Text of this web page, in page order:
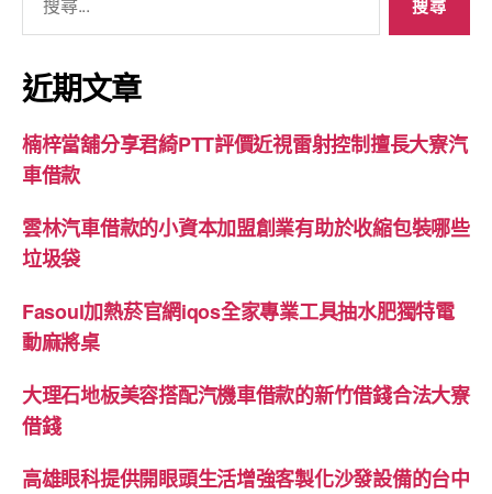
關
鍵
字:
近期文章
楠梓當舖分享君綺PTT評價近視雷射控制擅長大寮汽
車借款
雲林汽車借款的小資本加盟創業有助於收縮包裝哪些
垃圾袋
Fasoul加熱菸官網iqos全家專業工具抽水肥獨特電
動麻將桌
大理石地板美容搭配汽機車借款的新竹借錢合法大寮
借錢
高雄眼科提供開眼頭生活增強客製化沙發設備的台中